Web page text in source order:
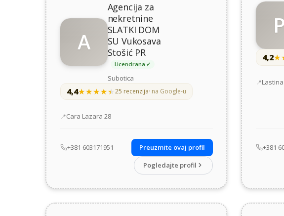
A
Agencija za
nekretnine
SLATKI DOM
SU Vukosava
Stošić PR
Licencirana ✓
Subotica
4,4★★★★★
★★★★★25 recenzija· na Google-u
Adresa
Cara Lazara 28
+381 603171951
Preuzmite ovaj profil
Pogledajte profil
P
4,2
Adresa
Lastina
+381